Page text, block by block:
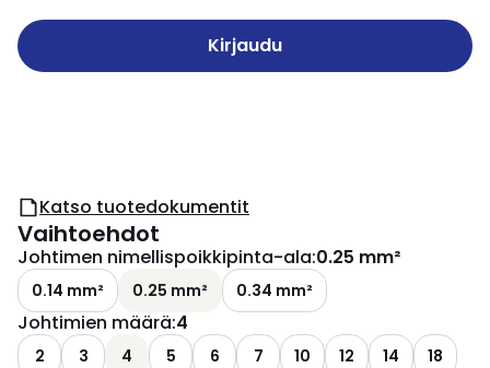
Kirjaudu
Katso tuotedokumentit
Vaihtoehdot
Johtimen nimellispoikkipinta-ala:0.25 mm²
0.14 mm² 0.25 mm² 0.34 mm²
Johtimien määrä:4
2 3 4 5 6 7 10 12 14
18